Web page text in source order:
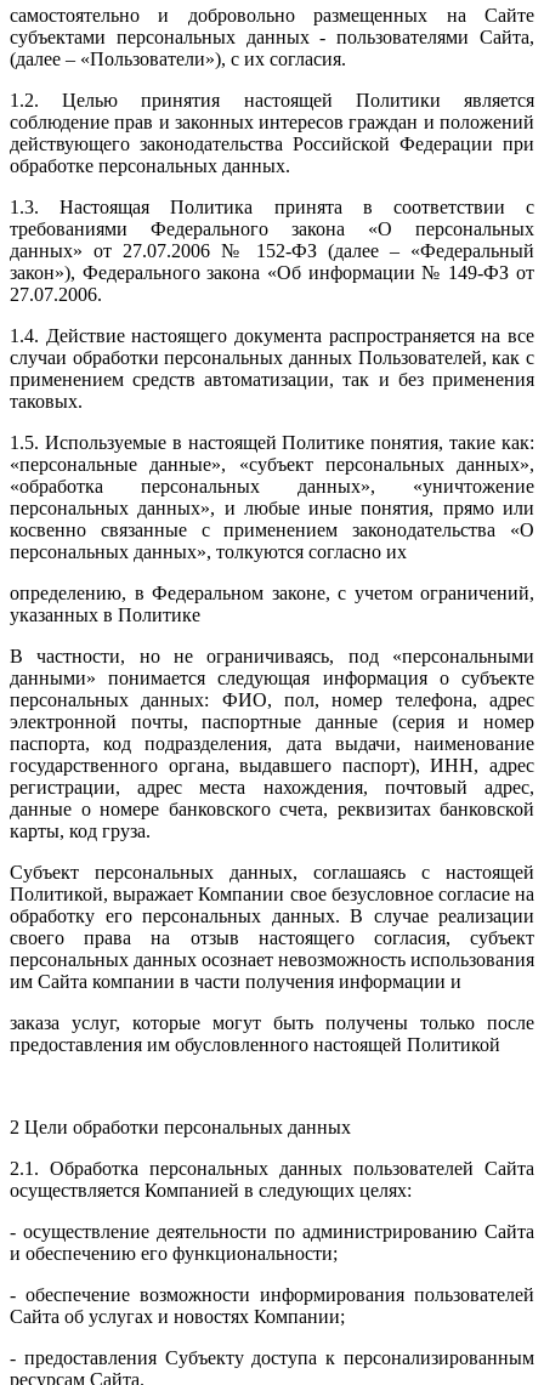
самостоятельно и добровольно размещенных на Сайте
субъектами персональных данных - пользователями Сайта,
(далее – «Пользователи»), с их согласия.
1.2. Целью принятия настоящей Политики является
соблюдение прав и законных интересов граждан и положений
действующего законодательства Российской Федерации при
обработке персональных данных.
1.3. Настоящая Политика принята в соответствии с
требованиями Федерального закона «О персональных
данных» от 27.07.2006 № 152-ФЗ (далее – «Федеральный
закон»), Федерального закона «Об информации № 149-ФЗ от
27.07.2006.
1.4. Действие настоящего документа распространяется на все
случаи обработки персональных данных Пользователей, как с
применением средств автоматизации, так и без применения
таковых.
1.5. Используемые в настоящей Политике понятия, такие как:
«персональные данные», «субъект персональных данных»,
«обработка персональных данных», «уничтожение
персональных данных», и любые иные понятия, прямо или
косвенно связанные с применением законодательства «О
персональных данных», толкуются согласно их
определению, в Федеральном законе, с учетом ограничений,
указанных в Политике
В частности, но не ограничиваясь, под «персональными
данными» понимается следующая информация о субъекте
персональных данных: ФИО, пол, номер телефона, адрес
электронной почты, паспортные данные (серия и номер
паспорта, код подразделения, дата выдачи, наименование
государственного органа, выдавшего паспорт), ИНН, адрес
регистрации, адрес места нахождения, почтовый адрес,
данные о номере банковского счета, реквизитах банковской
карты, код груза.
Субъект персональных данных, соглашаясь с настоящей
Политикой, выражает Компании свое безусловное согласие на
обработку его персональных данных. В случае реализации
своего права на отзыв настоящего согласия, субъект
персональных данных осознает невозможность использования
им Сайта компании в части получения информации и
заказа услуг, которые могут быть получены только после
предоставления им обусловленного настоящей Политикой
2 Цели обработки персональных данных
2.1. Обработка персональных данных пользователей Сайта
осуществляется Компанией в следующих целях:
- осуществление деятельности по администрированию Сайта
и обеспечению его функциональности;
- обеспечение возможности информирования пользователей
Сайта об услугах и новостях Компании;
- предоставления Субъекту доступа к персонализированным
ресурсам Сайта.